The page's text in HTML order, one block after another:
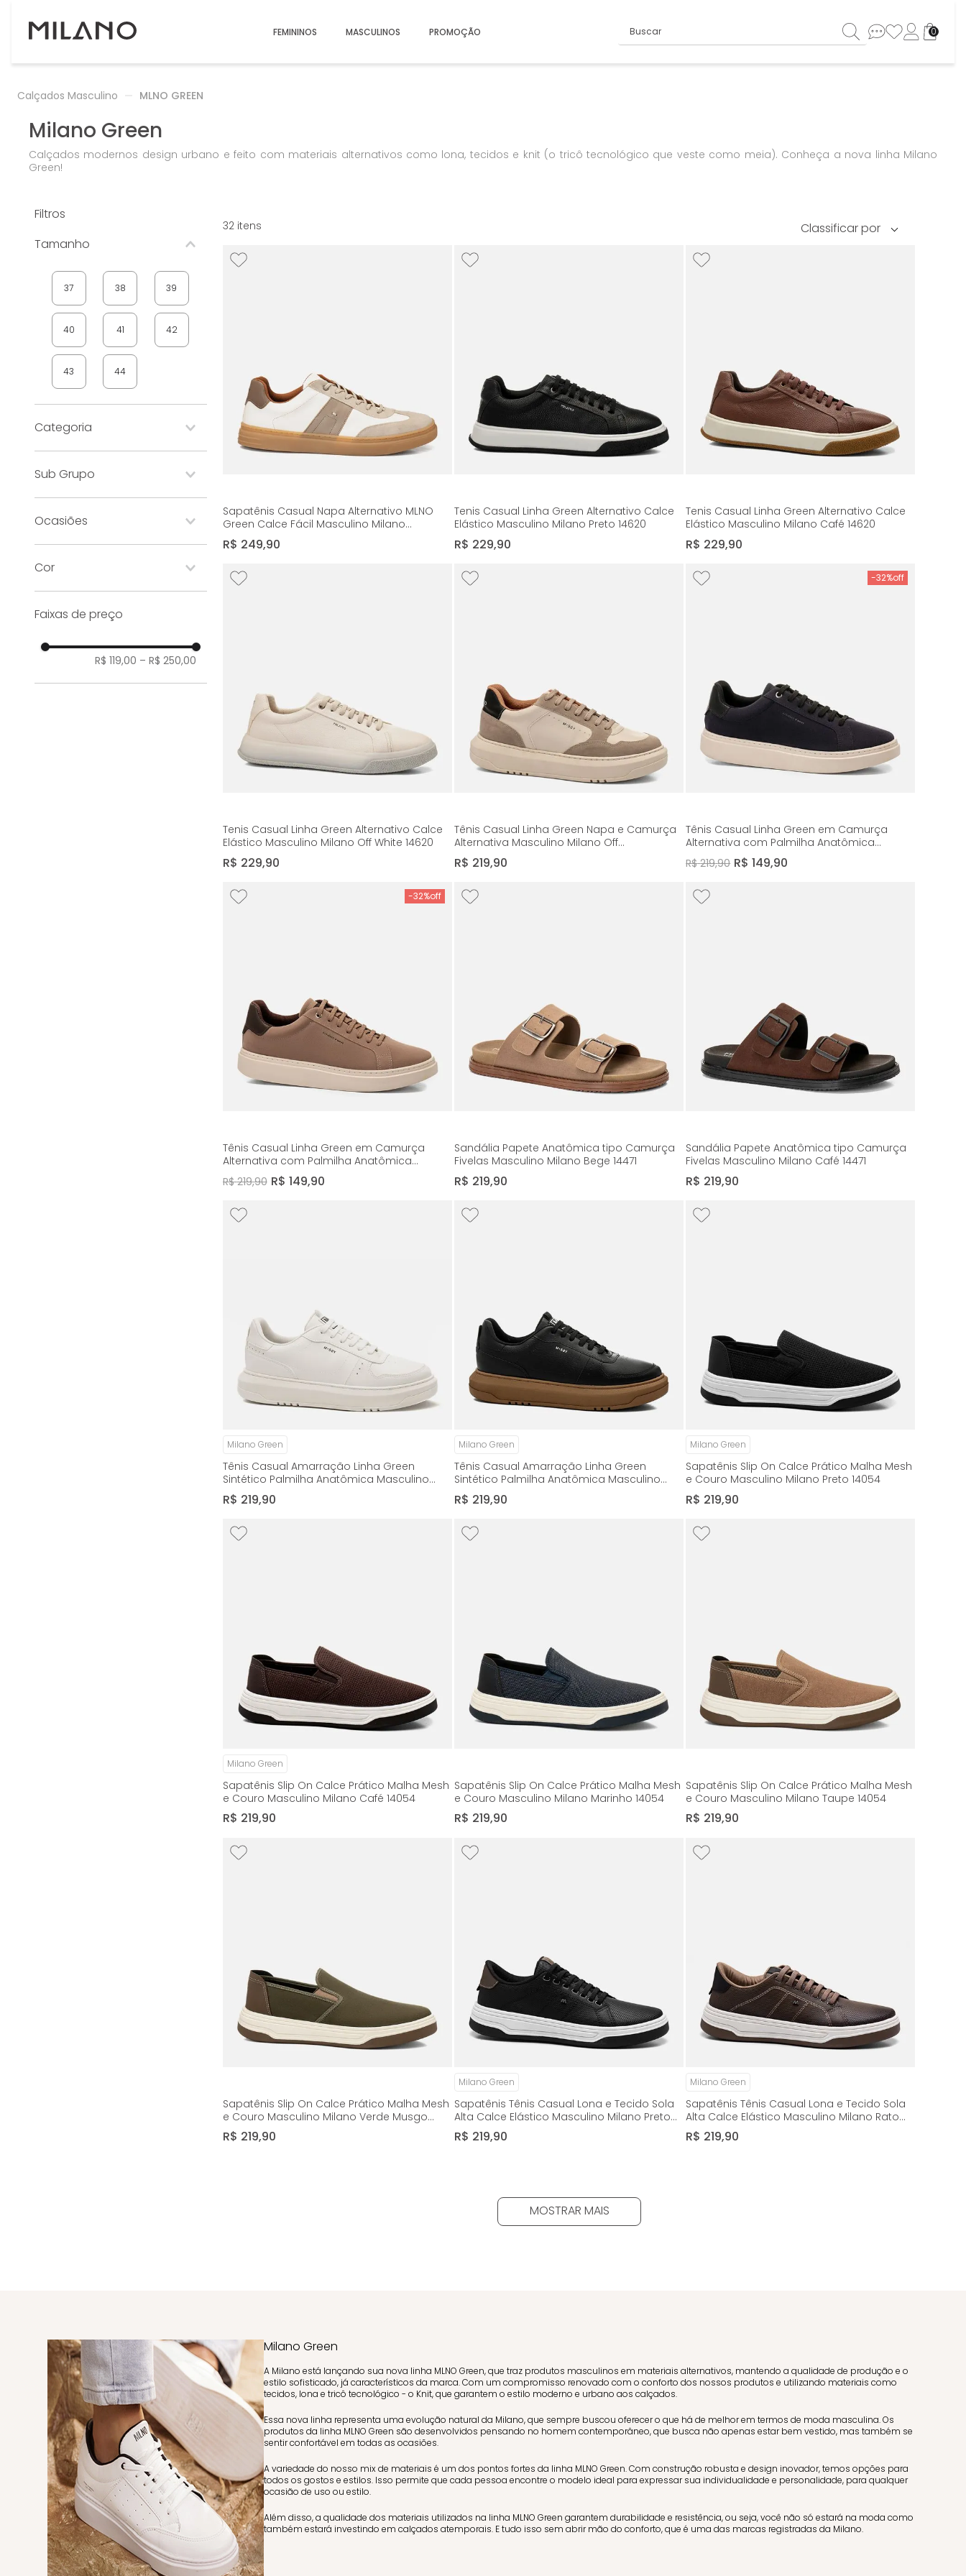
FEMININOS MASCULINOS PROMOÇÃO 0
Calçados Masculino MLNO GREEN
Milano Green
Calçados modernos design urbano e feito com materiais alternativos como lona, tecidos e knit (o tricô tecnológico que veste como meia). Conheça a nova linha Milano
Green!
Filtros
Tamanho
37 38 39
40 41 42
43 44
Categoria
tênis casual
Sub Grupo
air flex
botas
casual
Ver mais 17
Ocasiões
dia a dia/passeio
Cor
Faixas de preço
R$ 119,00 – R$ 250,00
32
Sapatênis Casual Napa Alternativo MLNO
Green Calce Fácil Masculino Milano
Niquel/Branco/Areia/Taupe 14897
R$ 249,90
Tenis Casual Linha Green Alternativo Calce
Elástico Masculino Milano Preto 14620
R$ 229,90
Tenis Casual Linha Green Alternativo Calce
Elástico Masculino Milano Café 14620
R$ 229,90
Tenis Casual Linha Green Alternativo Calce
Elástico Masculino Milano Off White 14620
R$ 229,90
Tênis Casual Linha Green Napa e Camurça
Alternativa Masculino Milano Off
White/Bege/Preto 14583
R$ 219,90
-32%
Tênis Casual Linha Green em Camurça
Alternativa com Palmilha Anatômica
Masculino Milano Dark Marinho/preto 14582
R$ 219,90 R$ 149,90
-32%
Tênis Casual Linha Green em Camurça
Alternativa com Palmilha Anatômica
Masculino Milano Marmore/café 14582
R$ 219,90 R$ 149,90
Sandália Papete Anatômica tipo Camurça
Fivelas Masculino Milano Bege 14471
R$ 219,90
Sandália Papete Anatômica tipo Camurça
Fivelas Masculino Milano Café 14471
R$ 219,90
Milano Green
Tênis Casual Amarração Linha Green
Sintético Palmilha Anatômica Masculino
Milano Branco 14229
R$ 219,90
Milano Green
Tênis Casual Amarração Linha Green
Sintético Palmilha Anatômica Masculino
Milano Preto 14229
R$ 219,90
Milano Green
Sapatênis Slip On Calce Prático Malha Mesh
e Couro Masculino Milano Preto 14054
R$ 219,90
Milano Green
Sapatênis Slip On Calce Prático Malha Mesh
e Couro Masculino Milano Café 14054
R$ 219,90
Sapatênis Slip On Calce Prático Malha Mesh
e Couro Masculino Milano Marinho 14054
R$ 219,90
Sapatênis Slip On Calce Prático Malha Mesh
e Couro Masculino Milano Taupe 14054
R$ 219,90
Sapatênis Slip On Calce Prático Malha Mesh
e Couro Masculino Milano Verde Musgo
14054
R$ 219,90
Milano Green
Sapatênis Tênis Casual Lona e Tecido Sola
Alta Calce Elástico Masculino Milano Preto
13548
R$ 219,90
Milano Green
Sapatênis Tênis Casual Lona e Tecido Sola
Alta Calce Elástico Masculino Milano Rato
13548
R$ 219,90
MOSTRAR MAIS
Milano Green
A Milano está lançando sua nova linha MLNO Green, que traz produtos masculinos em materiais alternativos, mantendo a qualidade de produção e o
estilo sofisticado, já característicos da marca. Com um compromisso renovado com o conforto dos nossos produtos e utilizando materiais como
tecidos, lona e tricô tecnológico - o Knit, que garantem o estilo moderno e urbano aos calçados.
Essa nova linha representa uma evolução natural da Milano, que sempre buscou oferecer o que há de melhor em termos de moda masculina. Os
produtos da linha MLNO Green são desenvolvidos pensando no homem contemporâneo, que busca não apenas estar bem vestido, mas também se
sentir confortável em todas as ocasiões.
A variedade do nosso mix de materiais é um dos pontos fortes da linha MLNO Green. Com construção robusta e design inovador, temos opções para
todos os gostos e estilos. Isso permite que cada pessoa encontre o modelo ideal para expressar sua individualidade e personalidade, para qualquer
ocasião de uso ou estilo.
Além disso, a qualidade dos materiais utilizados na linha MLNO Green garantem durabilidade e resistência, ou seja, você não só estará na moda como
também estará investindo em calçados atemporais. E tudo isso sem abrir mão do conforto, que é uma das marcas registradas da Milano.